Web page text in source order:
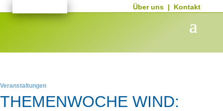
Über uns | Kontakt
Veranstaltungen
THEMENWOCHE WIND: